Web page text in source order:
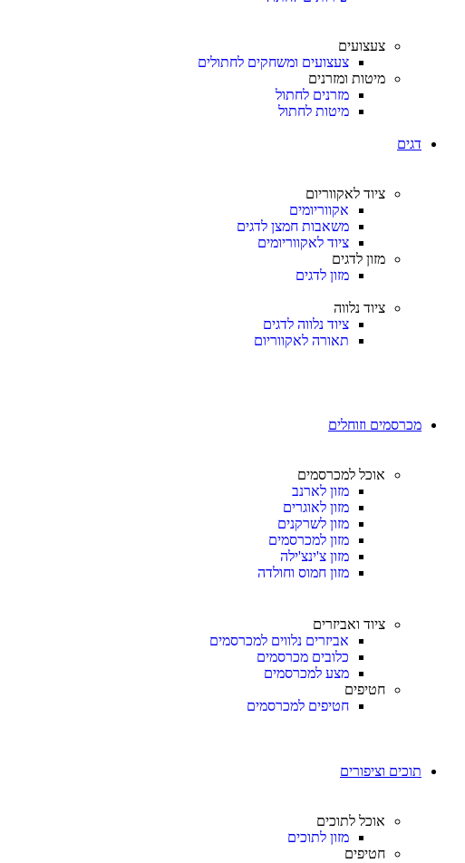
צעצועים
צעצועים ומשחקים לחתולים
מיטות ומזרנים
מזרנים לחתול
מיטות לחתול
דגים
ציוד לאקווריום
אקווריומים
משאבות חמצן לדגים
ציוד לאקווריומים
מזון לדגים
מזון לדגים
ציוד נלווה
ציוד נלווה לדגים
תאורה לאקווריום
מכרסמים וזוחלים
אוכל למכרסמים
מזון לארנב
מזון לאוגרים
מזון לשרקנים
מזון למכרסמים
מזון צ'ינצ'ילה
מזון חמוס וחולדה
ציוד ואביזרים
אביזרים נלווים למכרסמים
כלובים מכרסמים
מצע למכרסמים
חטיפים
חטיפים למכרסמים
תוכים וציפורים
אוכל לתוכים
מזון לתוכים
חטיפים